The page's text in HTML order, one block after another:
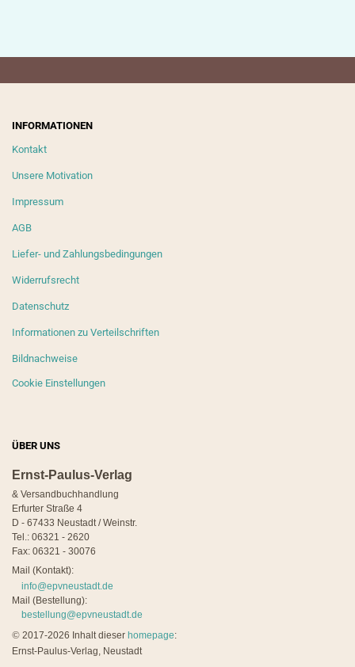
INFORMATIONEN
Kontakt
Unsere Motivation
Impressum
AGB
Liefer- und Zahlungsbedingungen
Widerrufsrecht
Datenschutz
Informationen zu Verteilschriften
Bildnachweise
Cookie Einstellungen
ÜBER UNS
Ernst-Paulus-Verlag
& Versandbuchhandlung
Erfurter Straße 4
D - 67433 Neustadt / Weinstr.
Tel.: 06321 - 2620
Fax: 06321 - 30076
Mail (Kontakt):
info@epvneustadt.de
Mail (Bestellung):
bestellung@epvneustadt.de
© 2017-2026 Inhalt dieser homepage:
Ernst-Paulus-Verlag, Neustadt